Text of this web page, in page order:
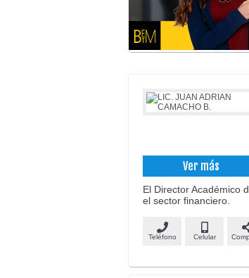
Ver más
El Director Académico
el sector financiero.
Teléfono Celular